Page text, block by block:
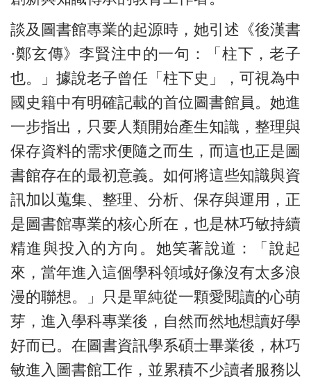
談及圖書館專業的起源時，她引述《後漢書
·鄭玄傳》李賢注中的一句：「柱下，老子
也。」據說老子曾任「柱下史」，可視為中
國史籍中有明確記載的首位圖書館員。她進
一步指出，只要人類開始產生知識，整理與
保存資料的需求便隨之而生，而這也正是圖
書館存在的最初意義。如何將這些知識與資
訊加以蒐集、整理、分析、保存與運用，正
是圖書館專業的核心所在，也是林巧敏持續
精進與投入的方向。她笑著說道：「說起
來，當年進入這個學科領域好像沒有太多浪
漫的聯想。」只是單純從一顆愛閱讀的心萌
芽，進入學科專業後，自然而然地想讀好學
好而已。在圖書資訊學系碩士畢業後，林巧
敏進入圖書館工作，並累積不少讀者服務以